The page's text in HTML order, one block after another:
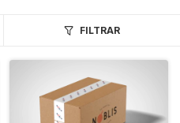
FILTRAR